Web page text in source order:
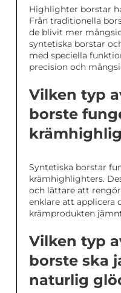
Highlighter borstar
Från traditionella
de blivit mer
syntetiska borstar
med speciella
precision och
Vilken typ
borste
Syntetiska borstar
krämhighlighters.
och lättare att
enklare att applicera
krämprodukten
Vilken typ
borste ska
naturlig